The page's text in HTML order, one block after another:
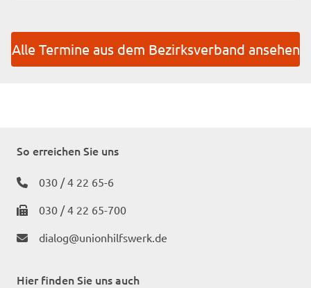
Alle Termine aus dem Bezirksverband ansehen
So erreichen Sie uns
030 / 4 22 65-6
030 / 4 22 65-700
dialog@unionhilfswerk.de
Hier finden Sie uns auch